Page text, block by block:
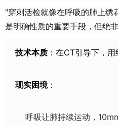
"穿刺活检就像在呼吸的肺上
是明确性质的重要手段，但绝
​技术本质​ ：在CT引导下，
​现实困境​​：
呼吸让肺持续运动，